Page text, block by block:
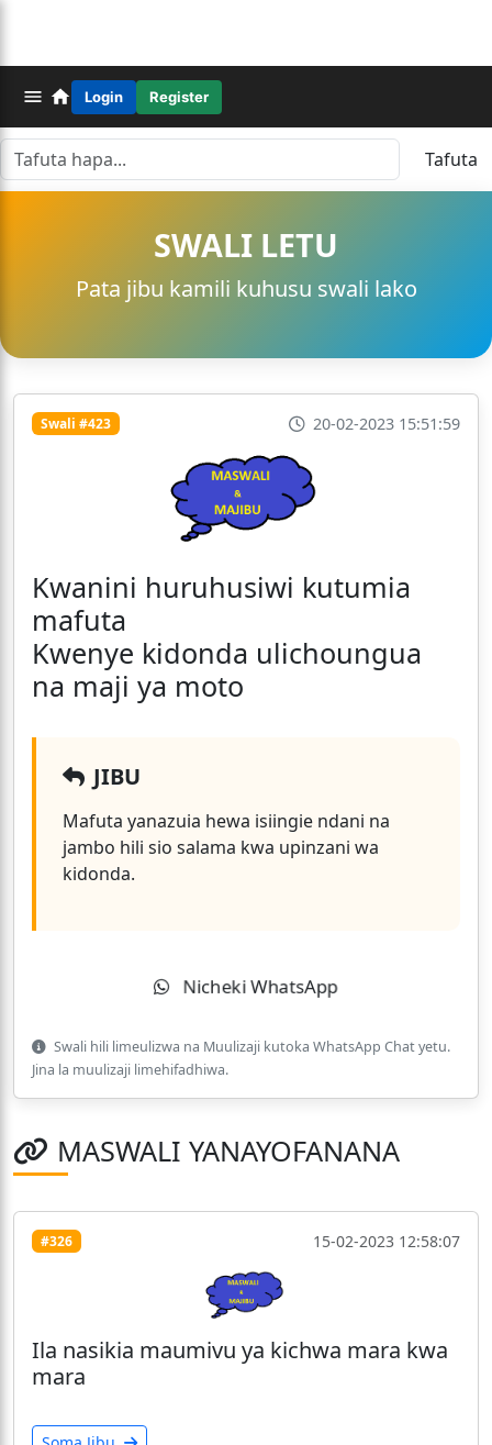
Login Register
Tafuta
SWALI LETU
Pata jibu kamili kuhusu swali lako
Swali #423 20-02-2023 15:51:59
Kwanini huruhusiwi kutumia
mafuta
Kwenye kidonda ulichoungua
na maji ya moto
JIBU
Mafuta yanazuia hewa isiingie ndani na
jambo hili sio salama kwa upinzani wa
kidonda.
Nicheki WhatsApp
Swali hili limeulizwa na Muulizaji kutoka WhatsApp Chat yetu.
Jina la muulizaji limehifadhiwa.
MASWALI YANAYOFANANA
#326 15-02-2023 12:58:07
Ila nasikia maumivu ya kichwa mara kwa
mara